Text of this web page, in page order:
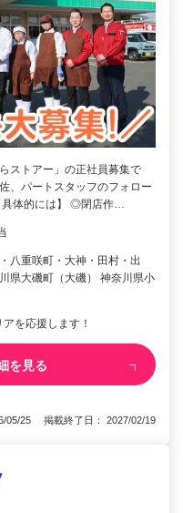
ストアー」の正社員募集で
、パートスタッフのフォロー
体的には】 ◎閉店作…
八重咲町・大神・田村・出
県大磯町（大磯） 神奈川県小
を応援します！
を見る
05/25 掲載終了日： 2027/02/19